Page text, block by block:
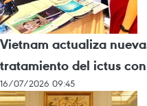
Vietnam actualiza
tratamiento del ictus
16/07/2026 09:45